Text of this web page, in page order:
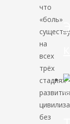
что
«боль»
на
всех
трёх
стадиях
развития
без